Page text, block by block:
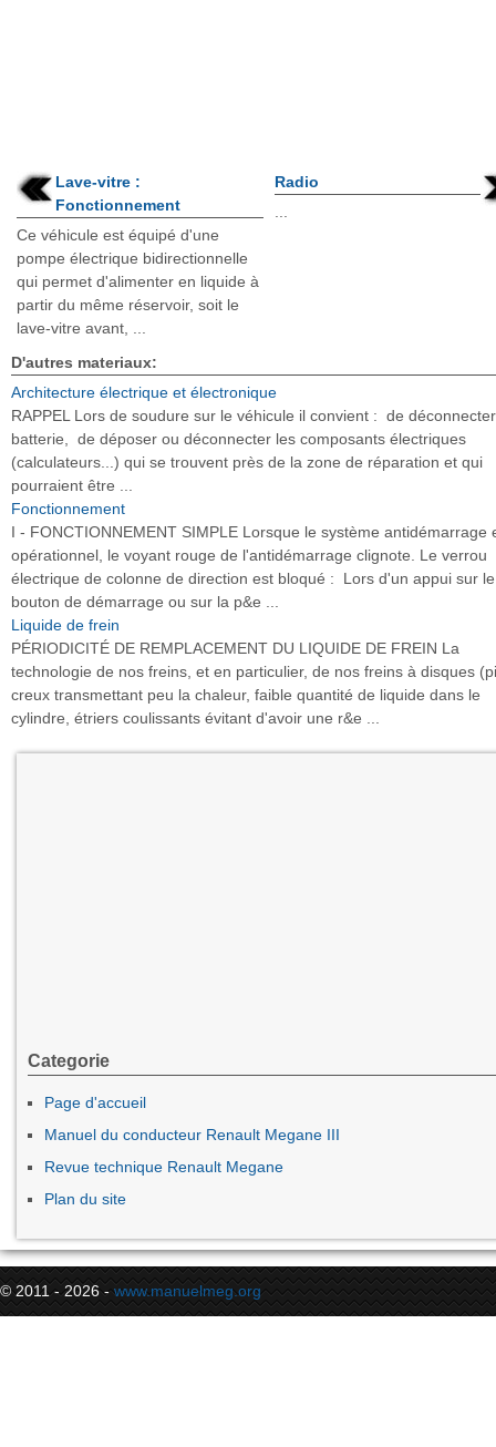
Lave-vitre :
Fonctionnement
Ce véhicule est équipé d'une
pompe électrique bidirectionnelle
qui permet d'alimenter en liquide à
partir du même réservoir, soit le
lave-vitre avant, ...
Radio
D'autres materiaux:
Architecture électrique et électronique
RAPPEL Lors de soudure sur le véhicule il convient : de
batterie, de déposer ou déconnecter les composants électriques
(calculateurs...) qui se trouvent près de la zone de réparation et qui
pourraient être ...
Fonctionnement
I - FONCTIONNEMENT SIMPLE Lorsque le système antidémarrage
opérationnel, le voyant rouge de l'antidémarrage clignote. Le verrou
électrique de colonne de direction est bloqué : Lors d'un appui sur le
bouton de démarrage ou sur la p&e ...
Liquide de frein
PÉRIODICITÉ DE REMPLACEMENT DU LIQUIDE DE FREIN La
technologie de nos freins, et en particulier, de nos freins à disques
creux transmettant peu la chaleur, faible quantité de liquide dans le
cylindre, étriers coulissants évitant d'avoir une r&e ...
Categorie
Page d'accueil
Manuel du conducteur Renault Megane III
Revue technique Renault Megane
Plan du site
© 2011 - 2026 - www.manuelmeg.org